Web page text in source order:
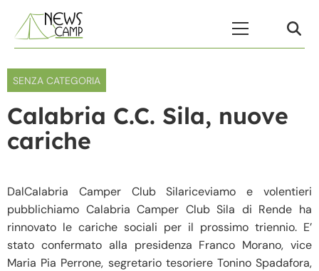
SENZA CATEGORIA
Calabria C.C. Sila, nuove
cariche
DalCalabria Camper Club Silariceviamo e volentieri
pubblichiamo Calabria Camper Club Sila di Rende ha
rinnovato le cariche sociali per il prossimo triennio. E’
stato confermato alla presidenza Franco Morano, vice
Maria Pia Perrone, segretario tesoriere Tonino Spadafora,